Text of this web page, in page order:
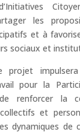
les
et à
sociaux et
projet
pour la
renforcer la
et
dynamiques de